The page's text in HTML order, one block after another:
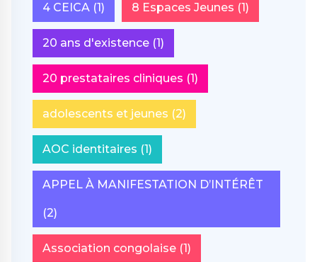
4 CEICA (1) 8 Espaces Jeunes (1)
20 ans d'existence (1)
20 prestataires cliniques (1)
adolescents et jeunes (2)
AOC identitaires (1)
APPEL À MANIFESTATION D’INTÉRÊT
(2)
Association congolaise (1)